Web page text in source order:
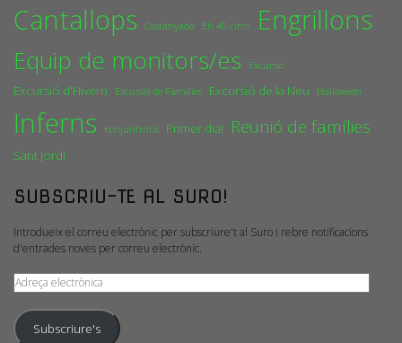
Cantallops Castanyada Els 40 cims Engrillons
Equip de monitors/es Excursió
Excursió d'Hivern Excursió de Famílies Excursió de la Neu Halloween
Inferns Konjuntivitis Primer dia! Reunió de famílies
Sant Jordi
SUBSCRIU-TE AL SURO!
Introdueix el correu electrònic per subscriure't al Suro i rebre notificacions
d'entrades noves per correu electrònic.
Adreça
electrònica
Subscriure's